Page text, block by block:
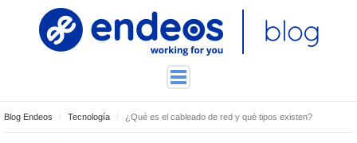
Blog Endeos Tecnología ¿Qué es el cableado de red y qué tipos existen?